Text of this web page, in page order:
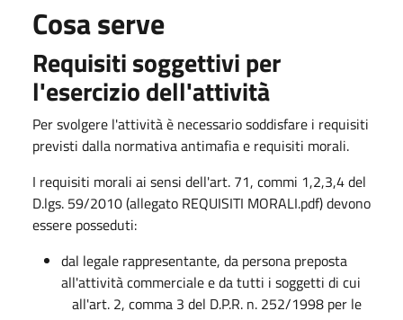
Cosa serve
Requisiti soggettivi per
l'esercizio dell'attività
Per svolgere l'attività è necessario soddisfare i requisiti
previsti dalla normativa antimafia e requisiti morali.
I requisiti morali ai sensi dell'art. 71, commi 1,2,3,4 del
D.lgs. 59/2010 (allegato REQUISITI MORALI.pdf)​ devono
essere posseduti:
dal legale rappresentante, da persona preposta
all'attività commerciale e da tutti i soggetti di cui
all'art. 2, comma 3 del D.P.R. n. 252/1998 per le